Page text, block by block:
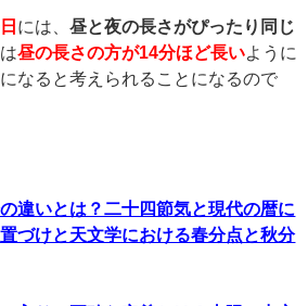
には、昼と夜の長さがぴったり同じ
昼の長さの方が14分ほど長いように
なると考えられることになるので
違いとは？二十四節気と現代の暦に
づけと天文学における春分点と秋分